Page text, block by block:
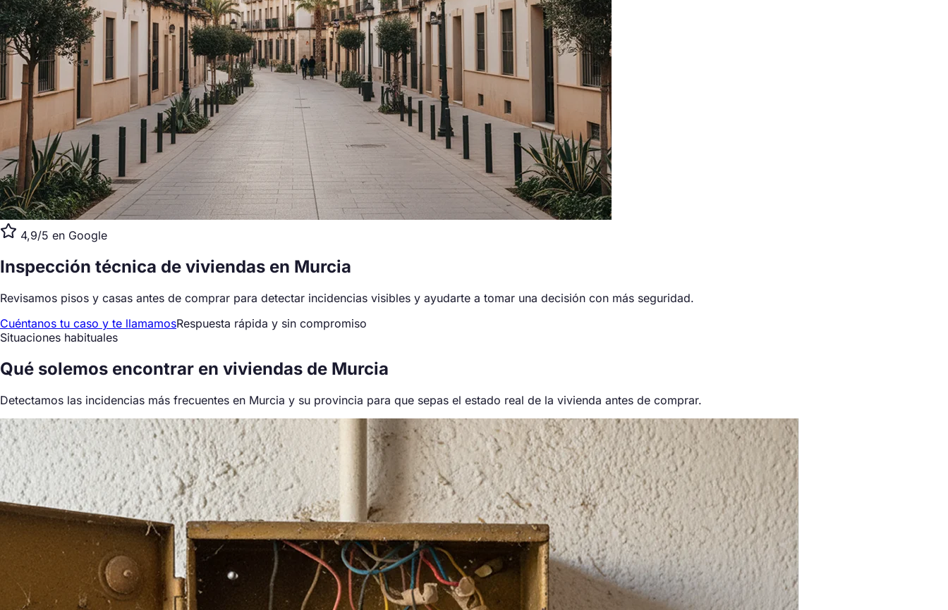
4,9/5 en Google
Inspección técnica de viviendas en Murcia
Revisamos pisos y casas antes de comprar para detectar incidencias visibles y ayudarte a tomar una decisión con más seguridad.
Cuéntanos tu caso y te llamamosRespuesta rápida y sin compromiso
Situaciones habituales
Qué solemos encontrar en viviendas de Murcia
Detectamos las incidencias más frecuentes en Murcia y su provincia para que sepas el estado real de la vivienda antes de comprar.